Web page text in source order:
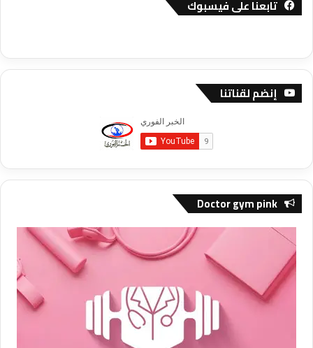
تابعنا على فيسبوك
إنضم لقناتنا
Doctor gym pink